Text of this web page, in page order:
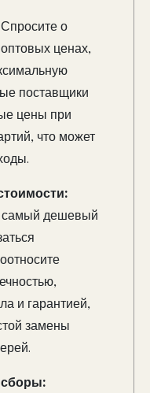
Спросите о
ценах,
поставщики
цены при
что может
самый дешевый
и гарантией,
замены